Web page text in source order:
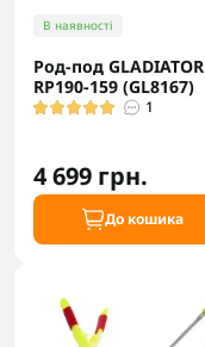
В наявності
Род-под GLADIATOR
RP190-159 (GL8167)
1
4 699 грн.
До кошика